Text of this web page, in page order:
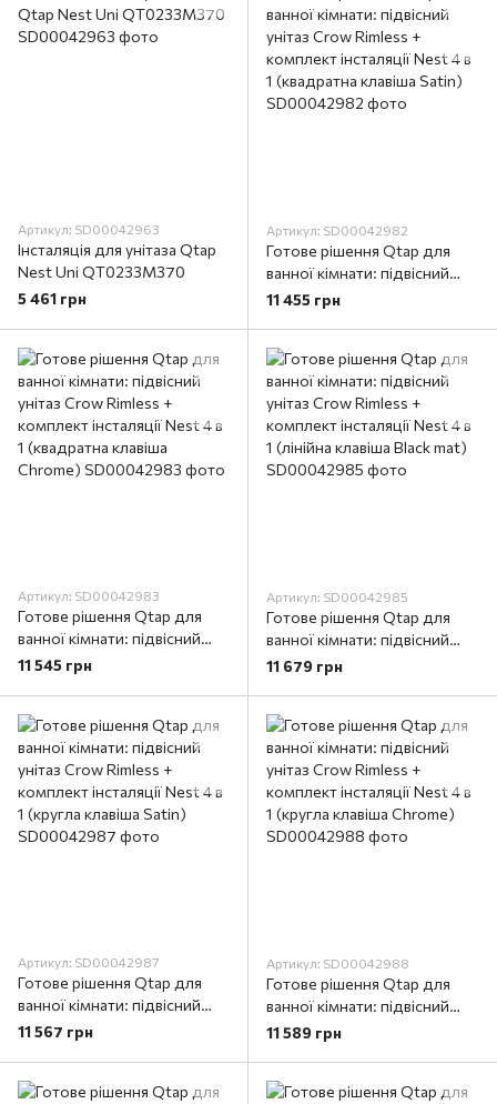
Артикул: SD00042963
Інсталяція для унітаза Qtap
Nest Uni QT0233M370
5 461 грн
Артикул: SD00042982
Готове рішення Qtap для
ванної кімнати: підвісний
унітаз Crow Rimless +
11 455 грн
Артикул: SD00042983
Готове рішення Qtap для
ванної кімнати: підвісний
унітаз Crow Rimless +
Chrome)
11 545 грн
Артикул: SD00042985
Готове рішення Qtap для
ванної кімнати: підвісний
унітаз Crow Rimless +
11 679 грн
Артикул: SD00042987
Готове рішення Qtap для
ванної кімнати: підвісний
унітаз Crow Rimless +
11 567 грн
Артикул: SD00042988
Готове рішення Qtap для
ванної кімнати: підвісний
унітаз Crow Rimless +
11 589 грн